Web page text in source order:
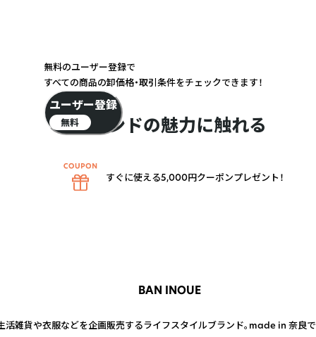
ブランドの魅力に触れる
BAN INOUE
活雑貨や衣服などを企画販売するライフスタイルブランド。made in 奈良
無料のユーザー登録で
すべての商品の卸価格・取引条件をチェックできます！
ユーザー登録
無料
すぐに使える5,000円クーポンプレゼント！